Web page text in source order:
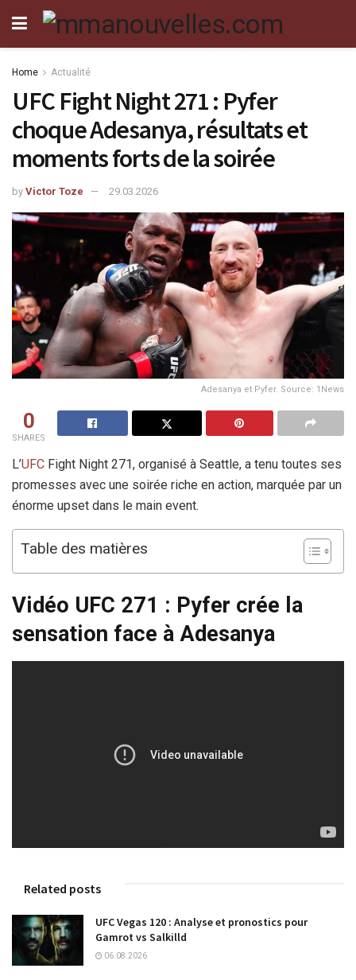
Home Actualité
UFC Fight Night 271 : Pyfer
choque Adesanya, résultats et
moments forts de la soirée
by Victor Toze 29.03.2026
Adesanya et Pyfer. Source: 1News
0
SHARES
L’UFC Fight Night 271, organisé à Seattle, a tenu toutes ses
promesses avec une soirée riche en action, marquée par un
énorme upset dans le main event.
Table des matières
Vidéo UFC 271 : Pyfer crée la
sensation face à Adesanya
Related posts
UFC Vegas 120 : Analyse et pronostics pour
Gamrot vs Salkilld
06.08.2026